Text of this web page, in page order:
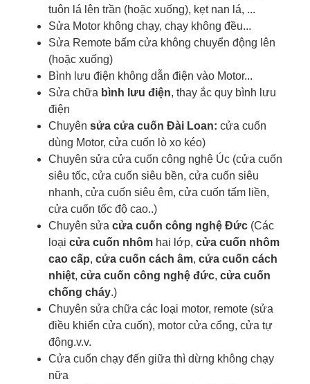
tuôn lá lên trần (hoặc xuống), kẹt nan lá, ...
Sửa Motor không chạy, chạy không đều...
Sửa Remote bấm cửa không chuyển động lên
(hoặc xuống)
Bình lưu điện không dẫn điện vào Motor...
Sửa chữa bình lưu điện, thay ắc quy bình lưu
điện
Chuyên sửa cửa cuốn Đài Loan: cửa cuốn
dùng Motor, cửa cuốn lò xo kéo)
Chuyên sửa cửa cuốn công nghệ Úc (cửa cuốn
siêu tốc, cửa cuốn siêu bền, cửa cuốn siêu
nhanh, cửa cuốn siêu êm, cửa cuốn tấm liền,
cửa cuốn tốc độ cao..)
Chuyên sửa cửa cuốn công nghệ Đức (Các
loại cửa cuốn nhôm hai lớp, cửa cuốn nhôm
cao cấp, cửa cuốn cách âm, cửa cuốn cách
nhiệt, cửa cuốn công nghệ đức, cửa cuốn
chống cháy.)
Chuyên sửa chữa các loại motor, remote (sửa
điều khiển cửa cuốn), motor cửa cổng, cửa tự
động.v.v.
Cửa cuốn chạy đến giữa thì dừng không chạy
nữa